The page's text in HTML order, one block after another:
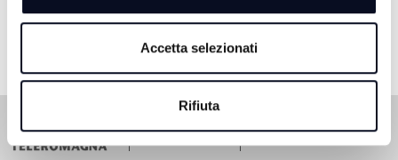
Accetta selezionati
Rifiuta